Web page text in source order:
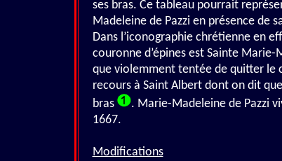
ses bras. Ce tableau pourrait
Madeleine de Pazzi en présence de
Dans l’iconographie chrétienne en
couronne d’épines est Sainte
que violemment tentée de quitter le
recours à Saint Albert dont on dit
bras
. Marie-Madeleine de Pazzi
1667.
Modifications